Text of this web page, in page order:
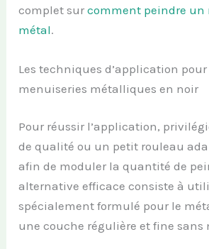
complet surcomment peindre un
métal.
Les techniques d’application
menuiseries métalliques en noir
Pour réussir l’application,
de qualité ou un petit rouleau
afin de moduler la quantité de
alternative efficace consiste à
spécialement formulé pour le
une couche régulière et fine sans